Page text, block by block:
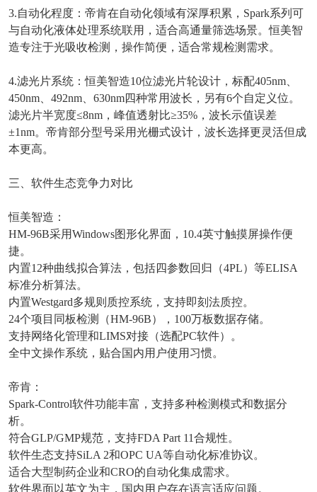
3.自动化程度：帝肯在自动化领域有深厚积累， Spark系列可
与自动化液体处理系统联用，适合高通量筛选场景。恒美智
造专注于光吸收检测，操作简便，适合常规检测需求。
4.滤光片系统：恒美智造10位滤光片轮设计，标配405nm
450nm
492nm 630nm四种常用波长，另有6个自定义位。
滤光片半宽度≤8nm ，峰值透射比≥35% ，波长示值误差
±1nm。帝肯部分型号采用光栅式设计，波长选择更灵活但成
本更高。
三、软件生态竞争力对比
恒美智造：
HM-96B采用Windows图形化界面， 10.4英寸触摸屏操作便
捷。
内置12种曲线拟合算法，包括四参数回归（4PL）等ELISA
标准分析算法。
内置Westgard多规则质控系统，支持即刻法质控。
24个项目同板检测（HM-96B）， 100万板数据存储。
支持网络化管理和LIMS对接（选配PC软件）。
全中文操作系统，贴合国内用户使用习惯。
帝肯：
Spark-Control软件功能丰富，支持多种检测模式和数据分
析。
符合GLP/GMP规范，支持FDA Part 11合规性。
软件生态支持SiLA 2和OPC UA等自动化标准协议。
适合大型制药企业和CRO的自动化集成需求。
软件界面以英文为主，国内用户存在语言适应问题。